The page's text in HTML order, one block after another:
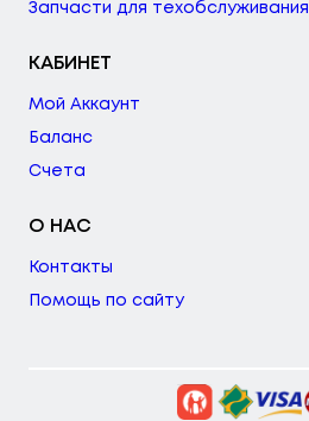
Запчасти для техобслуживания
КАБИНЕТ
Мой Аккаунт
Баланс
Счета
О НАС
Контакты
Помощь по сайту